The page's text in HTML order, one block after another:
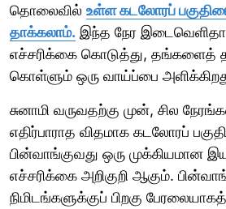
தொலைவில் உள்ள கடலோரப்
தாக்கலாம். இந்த நேர
எச்சரிக்கை கொடுத்து, தங்களைத்
கொள்ளும் ஒரு வாய்ப்பை
சுனாமி வருவதற்கு முன், சில
எதிர்பாராத விதமாக கடலோரப்
பின்வாங்குவது ஒரு முக்கியமான
எச்சரிக்கை அறிகுறி ஆகும்.
நிமிடங்களுக்குப் பிறகு பேரலையாகத்